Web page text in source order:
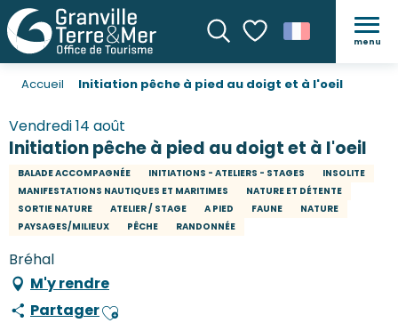
Recherche
Voir les favoris
menu
Accueil Initiation pêche à pied au doigt et à l'oeil
Vendredi 14 août
Initiation pêche à pied au doigt et à l'oeil
BALADE ACCOMPAGNÉE INITIATIONS - ATELIERS - STAGES
INSOLITE
MANIFESTATIONS NAUTIQUES ET MARITIMES
NATURE ET DÉTENTE
SORTIE NATURE
ATELIER / STAGE A PIED FAUNE
NATURE
PAYSAGES/MILIEUX
PÊCHE RANDONNÉE
Bréhal
M'y rendre
PartagerAjouter aux favoris